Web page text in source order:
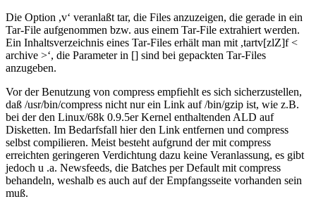
Die Option ,v‘ veranlaßt tar, die Files anzuzeigen, die gerade in ein
Tar-File aufgenommen bzw. aus einem Tar-File extrahiert werden.
Ein Inhaltsverzeichnis eines Tar-Files erhält man mit ,tartv[zlZ]f <
archive >‘, die Parameter in [] sind bei gepackten Tar-Files
anzugeben.
Vor der Benutzung von compress empfiehlt es sich sicherzustellen,
daß /usr/bin/compress nicht nur ein Link auf /bin/gzip ist, wie z.B.
bei der den Linux/68k 0.9.5er Kernel enthaltenden ALD auf
Disketten. Im Bedarfsfall hier den Link entfernen und compress
selbst compilieren. Meist besteht aufgrund der mit compress
erreichten geringeren Verdichtung dazu keine Veranlassung, es gibt
jedoch u .a. Newsfeeds, die Batches per Default mit compress
behandeln, weshalb es auch auf der Empfangsseite vorhanden sein
muß.